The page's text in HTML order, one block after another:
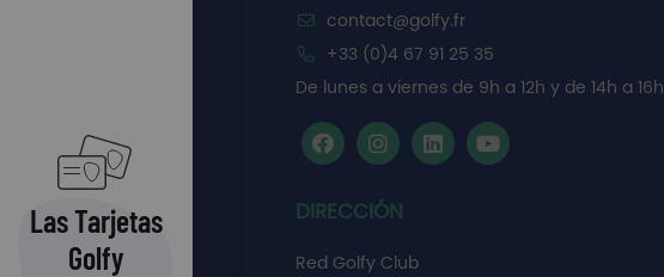
Las Tarjetas
Golfy
contact@golfy.fr
+33 (0)4 67 91 25 35
De lunes a viernes de 9h a 12h y de 14h a 16h
DIRECCIÓN
Red Golfy Club